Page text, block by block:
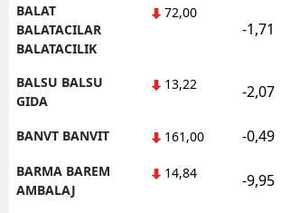
BALAT
BALATACILAR
BALATACILIK
72,00
-1,71
BALSU BALSU
GIDA
13,22 -2,07
BANVT BANVIT 161,00 -0,49
BARMA BAREM
AMBALAJ
14,84 -9,95